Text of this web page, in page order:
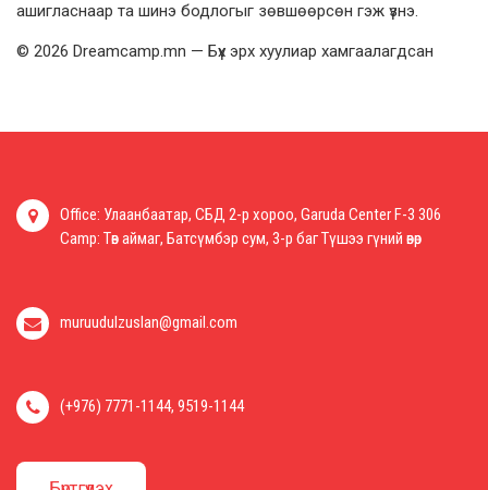
ашигласнаар та шинэ бодлогыг зөвшөөрсөн гэж үзнэ.
© 2026 Dreamcamp.mn — Бүх эрх хуулиар хамгаалагдсан
Office: Улаанбаатар, СБД 2-р хороо, Garuda Center F-3 306
Camp: Төв аймаг, Батсүмбэр сум, 3-р баг Түшээ гүний өвөр
muruudulzuslan@gmail.com
(+976) 7771-1144, 9519-1144